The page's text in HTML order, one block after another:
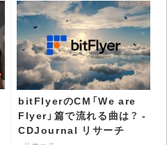
bitFlyerのCM「We are
Flyer」篇で流れる曲は？ -
CDJournal リサーチ